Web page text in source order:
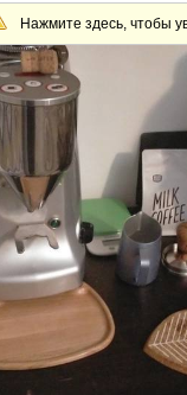
Нажмите здесь, чтобы